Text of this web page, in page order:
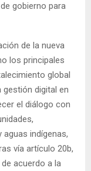
gobierno para
de la nueva
los principales
global
gestión digital en
el diálogo con
indígenas,
vía artículo 20b,
acuerdo a la